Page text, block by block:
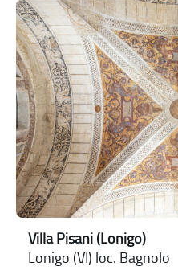
Villa Pisani (Lonigo)
Lonigo (VI) loc. Bagnolo